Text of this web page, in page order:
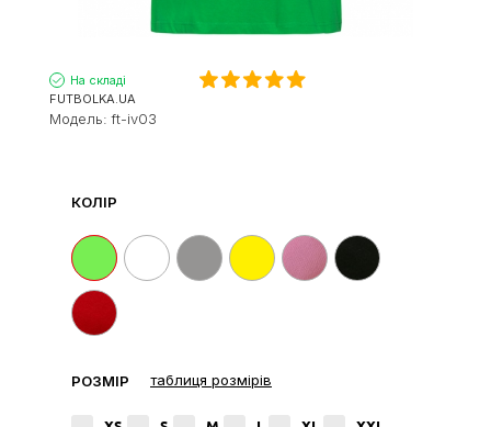
На складі
FUTBOLKA.UA
Модель:ft-iv03
КОЛІР
РОЗМІР таблиця розмірів